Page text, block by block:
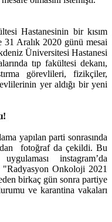
Hastanesinin bir kısım
31 Aralık 2020 günü mesai
Üniversitesi Hastanesi
tıp fakültesi dekanı,
görevlileri, fizikçiler,
yer aldığı bir yeni
yapılan parti sonrasında
fotoğraf da çekildi. Bu
instagram’da
"Radyasyon Onkoloji 2021
birkaç gün sonra partiye
ve karantina vakaları